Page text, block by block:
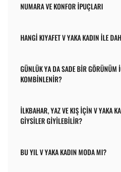
NUMARA VE KONFOR İPUÇLARI
HANGI KIYAFET V YAKA KADIN ILE
GÜNLÜK YA DA SADE BIR
KOMBINLENIR?
İLKBAHAR, YAZ VE KIŞ IÇIN V YAKA
GIYSILER GIYILEBILIR?
BU YIL V YAKA KADIN MODA MI?